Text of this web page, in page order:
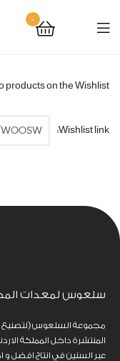
0
products on the Wishlist!
Wishlist link:
سلعوس لمعدات
مجموعة السلعوس (لتصنيع
المنتشرة داخل المملكة
عبر السنين في انتاج افضل